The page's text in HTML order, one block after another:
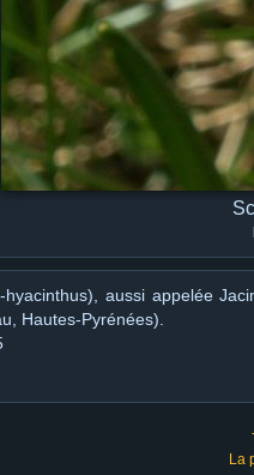
hyacinthus), aussi appelée
Hautes-Pyrénées).
La